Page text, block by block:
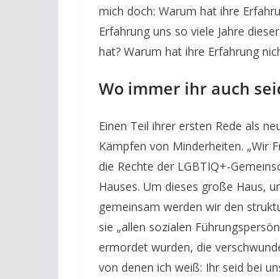
mich doch: Warum hat ihre
Erfahrung uns so viele Jahre
hat? Warum hat ihre Erfahrung
Wo immer ihr auch
Einen Teil ihrer ersten Rede als
Kämpfen von Minderheiten. „Wir
die Rechte der LGBTIQ+-
Hauses. Um dieses große Haus,
gemeinsam werden wir den
sie „allen sozialen
ermordet wurden, die
von denen ich weiß: Ihr seid bei